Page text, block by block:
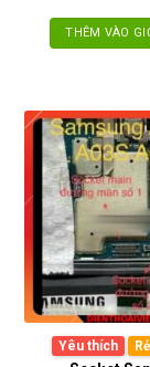
THÊM VÀO
Yêu thích